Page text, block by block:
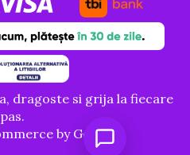
dragoste si grija la fiecare
pas.
by Gomag